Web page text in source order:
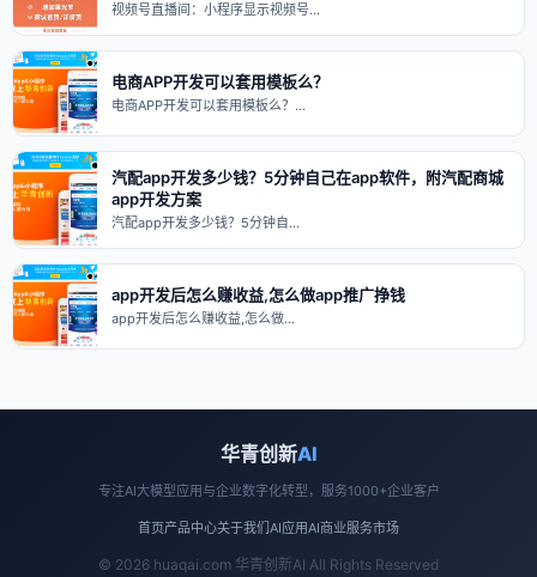
视频号直播间：小程序显示视频号…
电商APP开发可以套用模板么？
电商APP开发可以套用模板么？…
汽配app开发多少钱？5分钟自己在app软件，附汽配商城
app开发方案
汽配app开发多少钱？5分钟自…
app开发后怎么赚收益,怎么做app推广挣钱
app开发后怎么赚收益,怎么做…
华青创新AI
专注AI大模型应用与企业数字化转型，服务1000+企业客户
首页产品中心关于我们 AI应用AI商业服务市场
© 2026 huaqai.com 华青创新AI All Rights Reserved